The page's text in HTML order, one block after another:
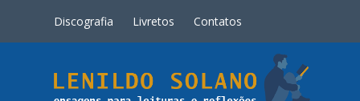
Discografia Livretos Contatos